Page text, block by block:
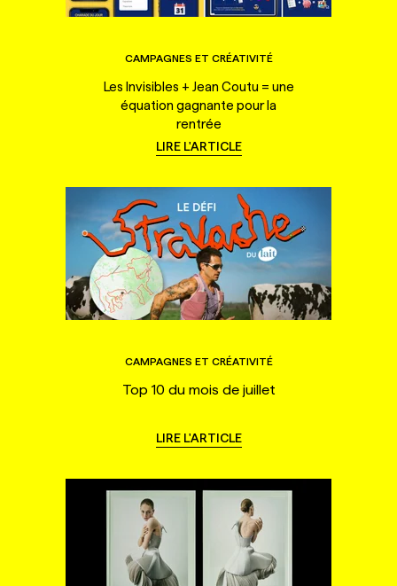
CAMPAGNES ET CRÉATIVITÉ
Les Invisibles + Jean Coutu = une
équation gagnante pour la
rentrée
LIRE L'ARTICLE
CAMPAGNES ET CRÉATIVITÉ
Top 10 du mois de juillet
LIRE L'ARTICLE